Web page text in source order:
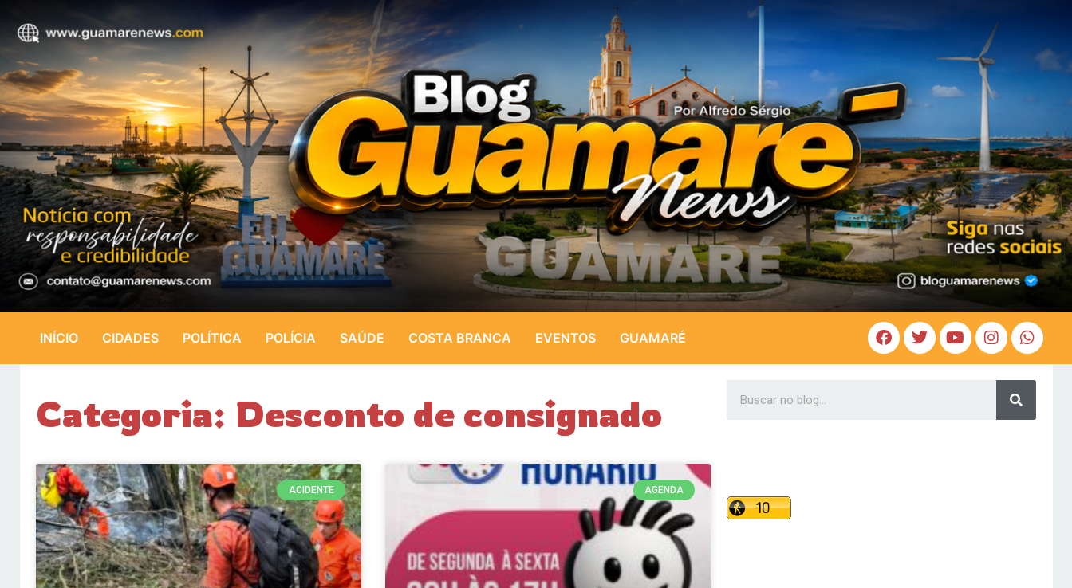
INÍCIO CIDADES POLÍTICA POLÍCIA SAÚDE COSTA BRANCA EVENTOS GUAMARÉ
Categoria: Desconto de consignado
ACIDENTE AGENDA